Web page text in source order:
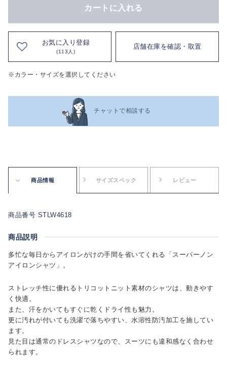
カートに入れる
お気に入り登録
(113人)
店舗在庫を確認・取置
※カラー・サイズを選択してください
チャットで相談する
商品情報 サイズスペック レビュー
商品番号 STLW4618
商品説明
多忙な毎日からアイロンがけの手間を省いてくれる「スーパーノン
アイロンシャツ」。
ストレッチ性に優れるトリコットニット素材のシャツは、動きやす
く快適。
また、汗をかいてもすぐに乾くドライ性も魅力。
更に汚れが付いても洗濯で落ちやすい、水溶性防汚加工を施してい
ます。
見た目は通常のドレスシャツなので、スーツにも違和感なく合わせ
られます。